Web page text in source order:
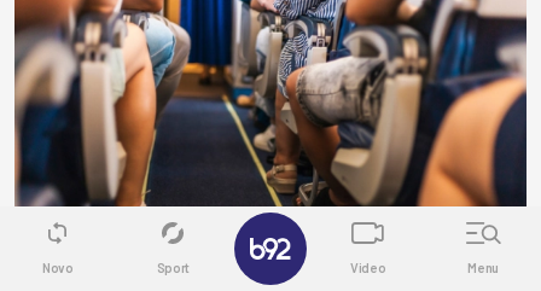
Novo Sport Video Menu
✕